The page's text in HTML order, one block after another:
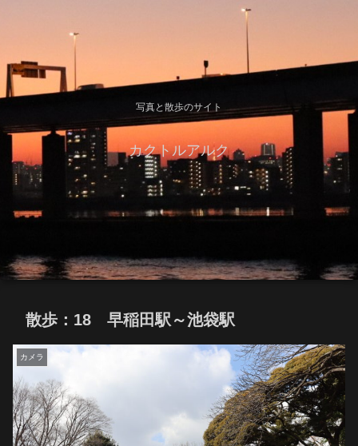
写真と散歩のサイト
カクトルアルク
散歩：18 早稲田駅～池袋駅
カメラ